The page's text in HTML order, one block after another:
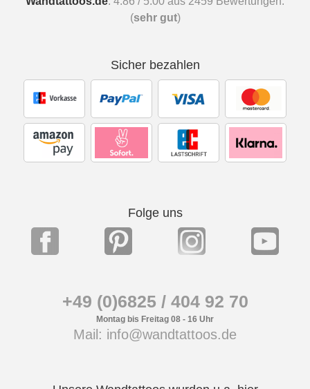
(sehr gut)
Sicher bezahlen
Folge uns
+49 (0)6825 / 404 92 70
Montag bis Freitag 08 - 16 Uhr
Mail: info@wandtattoos.de